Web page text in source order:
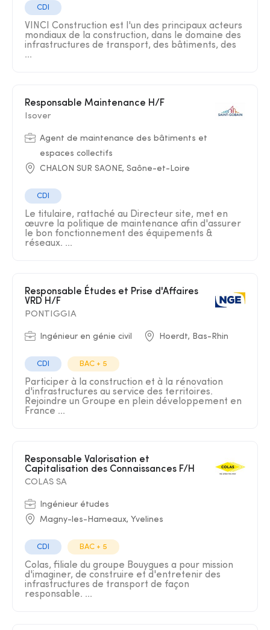
CDI
VINCI Construction est l'un des principaux acteurs
mondiaux de la construction, dans le domaine des
infrastructures de transport, des bâtiments, des
...
Responsable Maintenance H/F
Isover
Agent de maintenance des bâtiments et
espaces collectifs
CHALON SUR SAONE, Saône-et-Loire
CDI
Le titulaire, rattaché au Directeur site, met en
œuvre la politique de maintenance afin d'assurer
le bon fonctionnement des équipements &
réseaux. ...
Responsable Études et Prise d'Affaires
VRD H/F
PONTIGGIA
Ingénieur en génie civil Hoerdt, Bas-Rhin
CDI BAC + 5
Participer à la construction et à la rénovation
d'infrastructures au service des territoires.
Rejoindre un Groupe en plein développement en
France ...
Responsable Valorisation et
Capitalisation des Connaissances F/H
COLAS SA
Ingénieur études
Magny-les-Hameaux, Yvelines
CDI BAC + 5
Colas, filiale du groupe Bouygues a pour mission
d'imaginer, de construire et d'entretenir des
infrastructures de transport de façon
responsable. ...